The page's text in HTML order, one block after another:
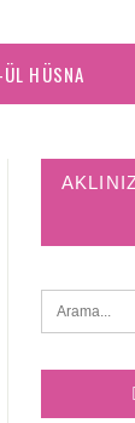
ÜL HÜSNA